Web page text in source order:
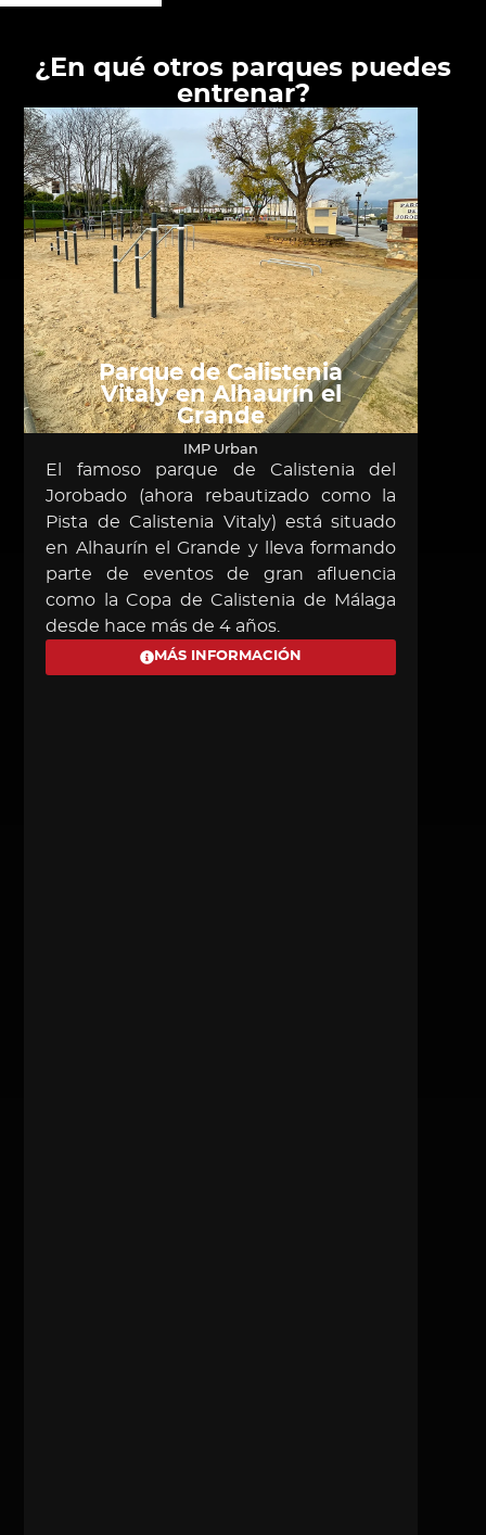
¿En qué otros parques puedes
entrenar?
Parque de Calistenia
Vitaly en Alhaurín el
Grande
IMP Urban
El famoso parque de Calistenia del
Jorobado (ahora rebautizado como la
Pista de Calistenia Vitaly) está situado
en Alhaurín el Grande y lleva formando
parte de eventos de gran afluencia
como la Copa de Calistenia de Málaga
desde hace más de 4 años.
MÁS INFORMACIÓN